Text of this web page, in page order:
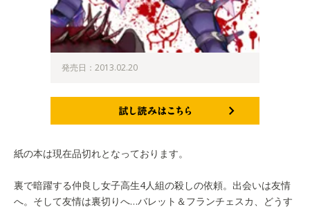
発売日：2013.02.20
紙の本は現在品切れとなっております。
裏で暗躍する仲良し女子高生4人組の殺しの依頼。出会いは友情
へ。そして友情は裏切りへ…バレット＆フランチェスカ、どうす